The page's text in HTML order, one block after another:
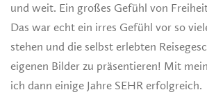
und weit. Ein großes Gefühl von
Das war echt ein irres Gefühl vor so
stehen und die selbst erlebten
eigenen Bilder zu präsentieren! Mit
ich dann einige Jahre SEHR erfolgreich.